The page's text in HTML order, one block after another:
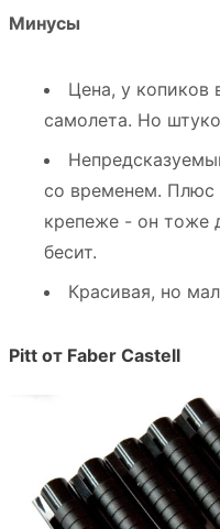
Минусы
Цена, у копиков
самолета. Но
со временем. Плюс
крепеже - он тоже
бесит.
Красивая, но
Pitt от Faber Castell